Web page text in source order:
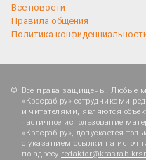
Все новости
Правила общения
Политика
Все права защищены. Любые
«Красраб.ру» сотрудниками
и читателями, являются
частичное использование
«Красраб.ру», допускается
с указанием ссылки на
по адресу